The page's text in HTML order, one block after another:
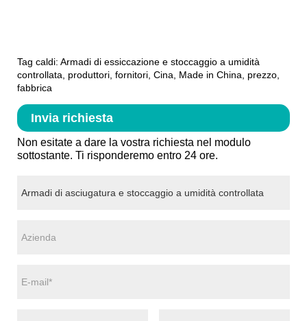
Tag caldi: Armadi di essiccazione e stoccaggio a umidità
controllata, produttori, fornitori, Cina, Made in China, prezzo,
fabbrica
Invia richiesta
Non esitate a dare la vostra richiesta nel modulo
sottostante. Ti risponderemo entro 24 ore.